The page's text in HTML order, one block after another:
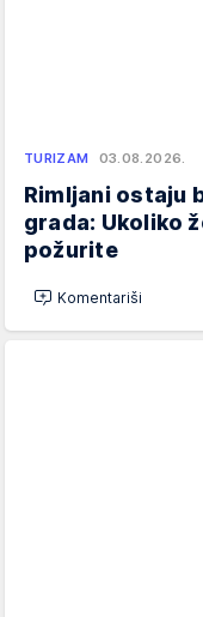
TURIZAM 03.08.2026.
Rimljani ostaju
grada: Ukoliko
požurite
Komentariši